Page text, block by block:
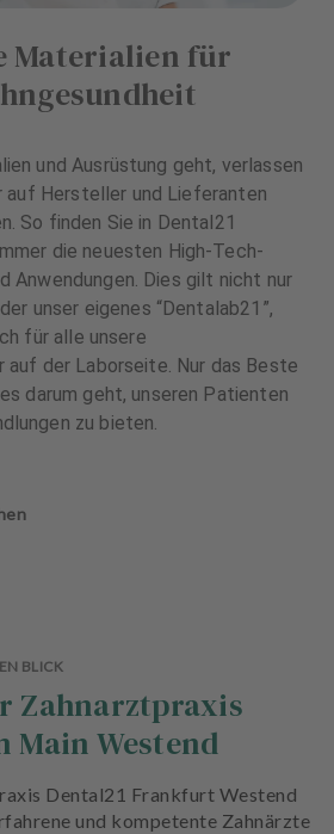
Materialien für
und Ausrüstung geht, verlassen
auf Hersteller und Lieferanten
So finden Sie in Dental21
die neuesten High-Tech-
Anwendungen. Dies gilt nicht nur
unser eigenes “Dentalab21”,
für alle unsere
auf der Laborseite. Nur das Beste
darum geht, unseren Patienten
zu bieten.
BLICK
Zahnarztpraxis
Westend
Dental21 Frankfurt Westend
und kompetente Zahnärzte